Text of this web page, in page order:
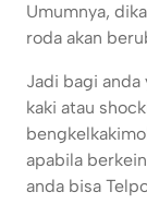
Umumnya,
roda akan
Jadi bagi anda
kaki atau
apabila
anda bisa